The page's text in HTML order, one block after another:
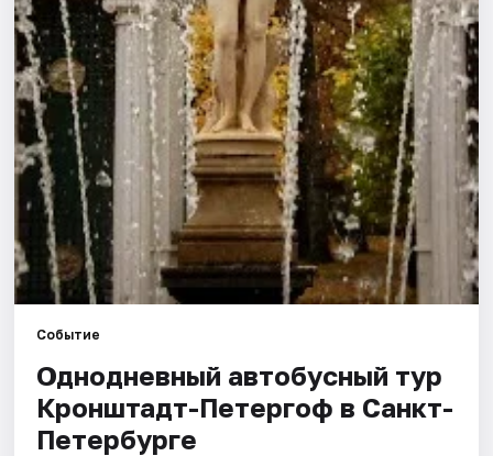
Артисты
Рейтинги
Событие
Однодневный автобусный тур
Кронштадт-Петергоф в Санкт-
Петербурге